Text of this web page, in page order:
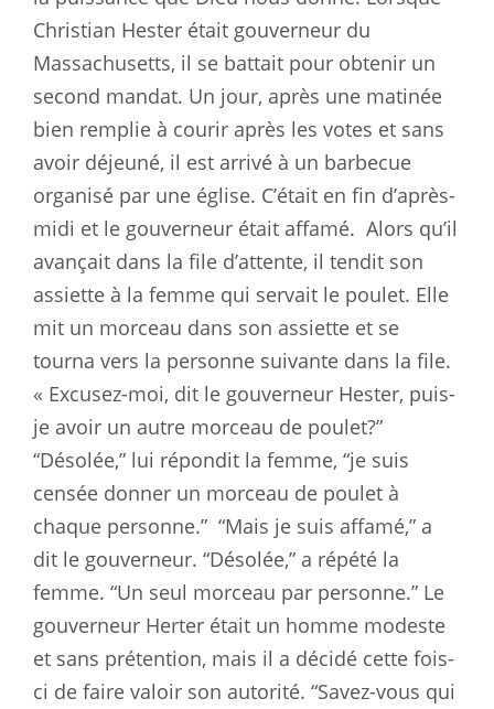
Christian Hester était gouverneur du
Massachusetts, il se battait pour obtenir un
second mandat. Un jour, après une matinée
bien remplie à courir après les votes et sans
avoir déjeuné, il est arrivé à un barbecue
organisé par une église. C’était en fin d’après-
midi et le gouverneur était affamé. Alors qu’il
avançait dans la file d’attente, il tendit son
assiette à la femme qui servait le poulet. Elle
mit un morceau dans son assiette et se
tourna vers la personne suivante dans la file.
« Excusez-moi, dit le gouverneur Hester, puis-
je avoir un autre morceau de poulet?”
“Désolée,” lui répondit la femme, “je suis
censée donner un morceau de poulet à
chaque personne.” “Mais je suis affamé,” a
dit le gouverneur. “Désolée,” a répété la
femme. “Un seul morceau par personne.” Le
gouverneur Herter était un homme modeste
et sans prétention, mais il a décidé cette fois-
ci de faire valoir son autorité. “Savez-vous qui